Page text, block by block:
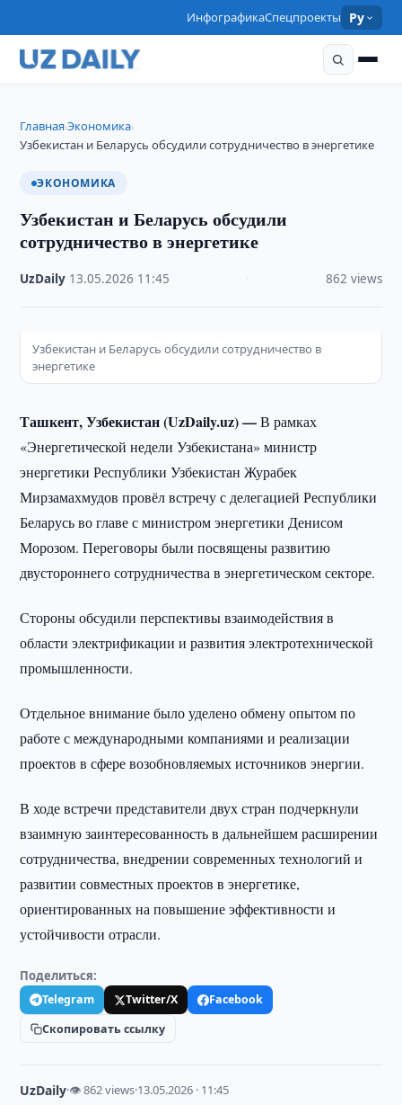
ИнфографикаСпецпроекты Ру
Главная›Экономика›
Узбекистан и Беларусь обсудили сотрудничество в энергетике
ЭКОНОМИКА
Узбекистан и Беларусь обсудили
сотрудничество в энергетике
UzDaily 13.05.2026 11:45 862 views
Узбекистан и Беларусь обсудили сотрудничество в
энергетике
Ташкент, Узбекистан (UzDaily.uz) —В рамках
«Энергетической недели Узбекистана» министр
энергетики Республики Узбекистан Журабек
Мирзамахмудов провёл встречу с делегацией Республики
Беларусь во главе с министром энергетики Денисом
Морозом. Переговоры были посвящены развитию
двустороннего сотрудничества в энергетическом секторе.
Стороны обсудили перспективы взаимодействия в
области электрификации и развития электротехнической
промышленности.
Отдельное внимание было уделено обмену опытом по
работе с международными компаниями и реализации
проектов в сфере возобновляемых источников энергии.
В ходе встречи представители двух стран подчеркнули
взаимную заинтересованность в дальнейшем расширении
сотрудничества, внедрении современных технологий и
развитии совместных проектов в энергетике,
ориентированных на повышение эффективности и
устойчивости отрасли.
Поделиться:
Telegram Twitter/X
Facebook
Скопировать ссылку
UzDaily·👁 862 views·13.05.2026 · 11:45